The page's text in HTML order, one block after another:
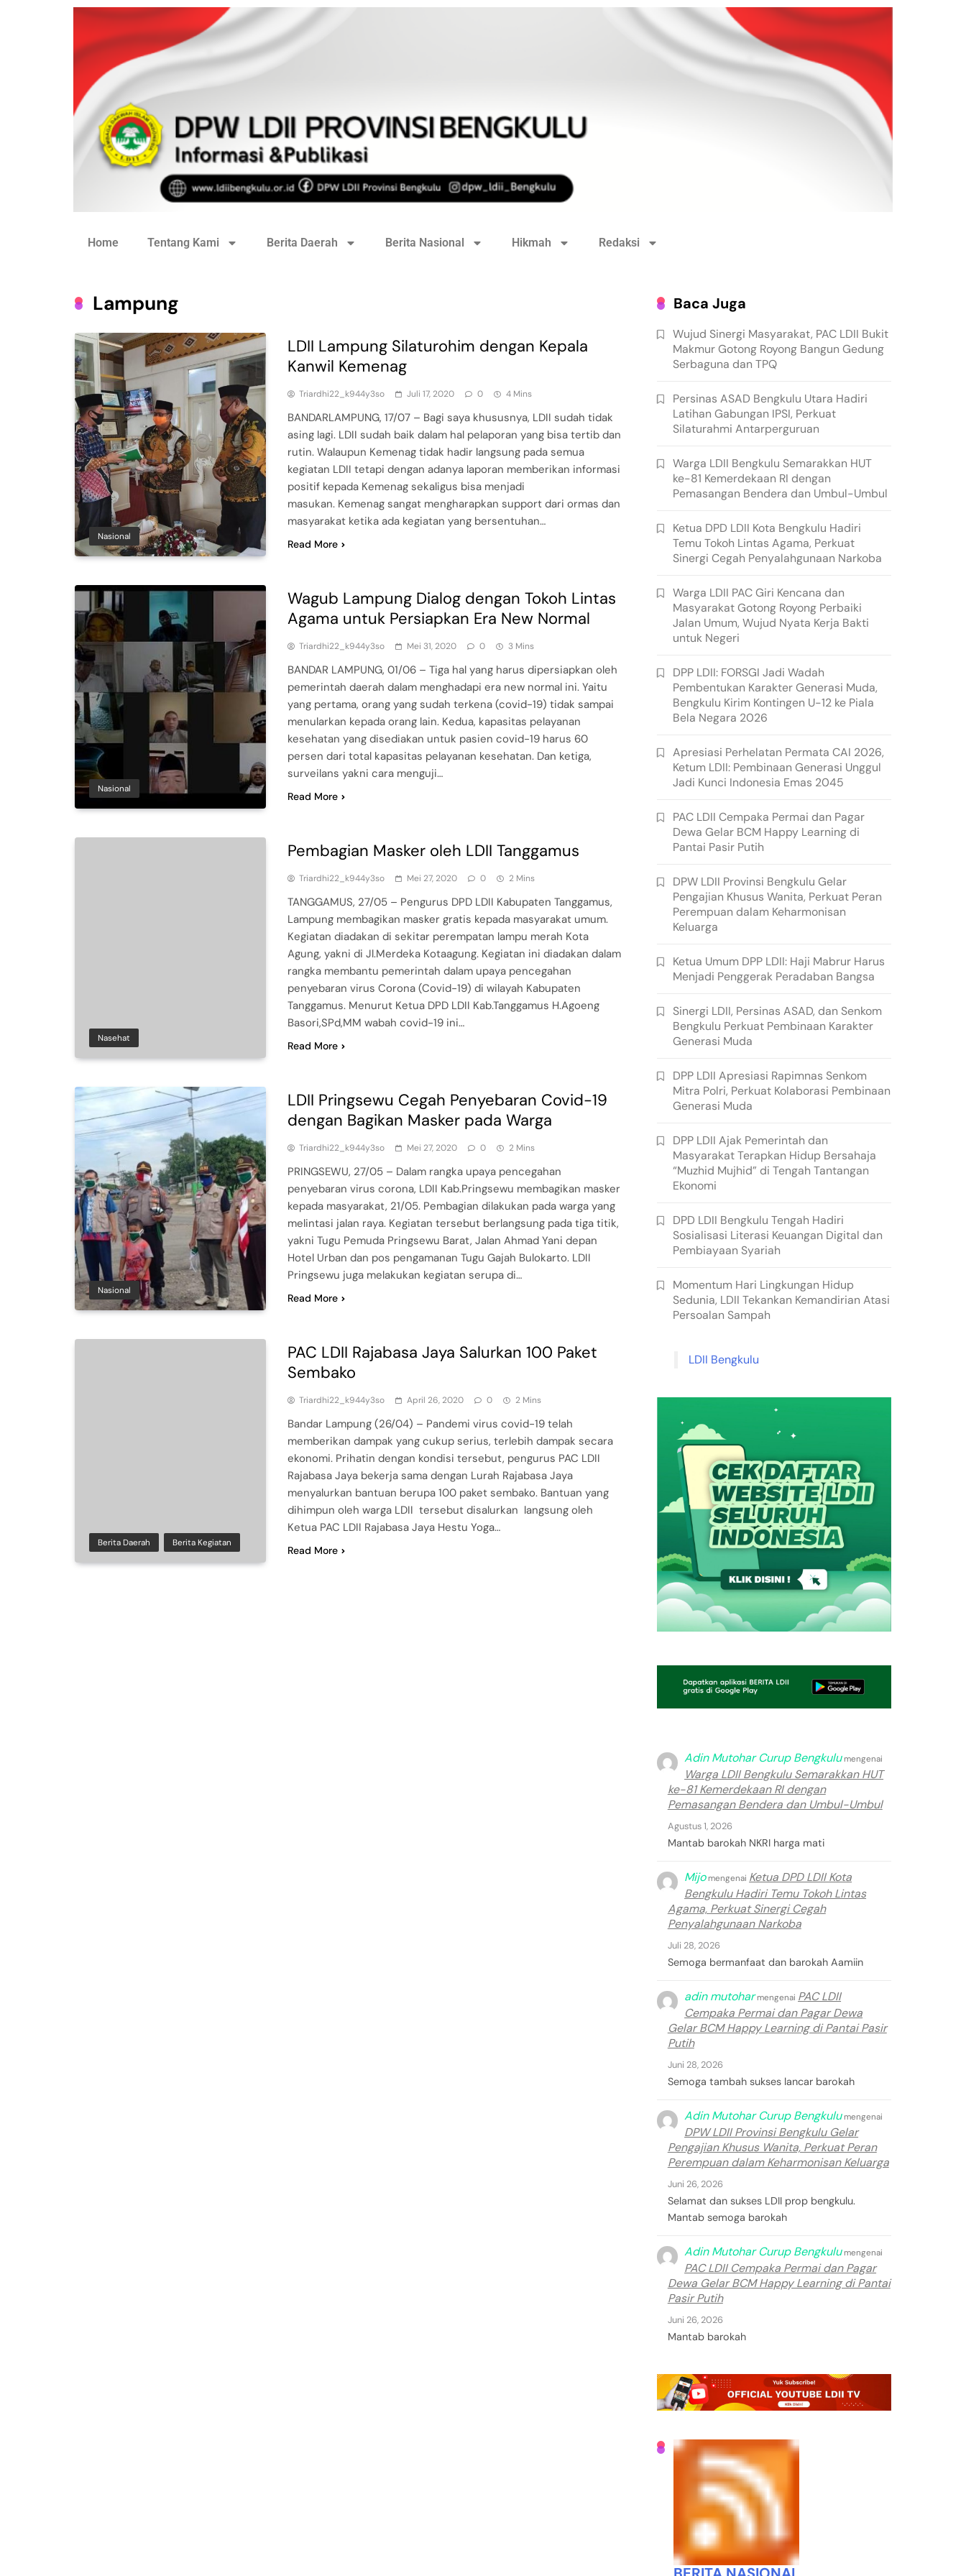
Home Tentang Kami Berita Daerah Berita Nasional Hikmah Redaksi
Lampung
Nasional
LDII Lampung Silaturohim dengan Kepala
Kanwil Kemenag
Triardhi22_k944y3so Juli 17, 2020 0 4 Mins
BANDARLAMPUNG, 17/07 – Bagi saya khususnya, LDII sudah tidak
asing lagi. LDII sudah baik dalam hal pelaporan yang bisa tertib dan
rutin. Walaupun Kemenag tidak hadir langsung pada semua
kegiatan LDII tetapi dengan adanya laporan memberikan informasi
positif kepada Kemenag sekaligus bisa menjadi
masukan. Kemenag sangat mengharapkan support dari ormas dan
masyarakat ketika ada kegiatan yang bersentuhan…
Read More
Nasional
Wagub Lampung Dialog dengan Tokoh Lintas
Agama untuk Persiapkan Era New Normal
Triardhi22_k944y3so Mei 31, 2020 0 3 Mins
BANDAR LAMPUNG, 01/06 – Tiga hal yang harus dipersiapkan oleh
pemerintah daerah dalam menghadapi era new normal ini. Yaitu
yang pertama, orang yang sudah terkena (covid-19) tidak sampai
menularkan kepada orang lain. Kedua, kapasitas pelayanan
kesehatan yang disediakan untuk pasien covid-19 harus 60
persen dari total kapasitas pelayanan kesehatan. Dan ketiga,
surveilans yakni cara menguji…
Read More
Nasehat
Pembagian Masker oleh LDII Tanggamus
Triardhi22_k944y3so Mei 27, 2020 0 2 Mins
TANGGAMUS, 27/05 – Pengurus DPD LDII Kabupaten Tanggamus,
Lampung membagikan masker gratis kepada masyarakat umum.
Kegiatan diadakan di sekitar perempatan lampu merah Kota
Agung, yakni di Jl.Merdeka Kotaagung. Kegiatan ini diadakan dalam
rangka membantu pemerintah dalam upaya pencegahan
penyebaran virus Corona (Covid-19) di wilayah Kabupaten
Tanggamus. Menurut Ketua DPD LDII Kab.Tanggamus H.Agoeng
Basori,SPd,MM wabah covid-19 ini…
Read More
Nasional
LDII Pringsewu Cegah Penyebaran Covid-19
dengan Bagikan Masker pada Warga
Triardhi22_k944y3so Mei 27, 2020 0 2 Mins
PRINGSEWU, 27/05 – Dalam rangka upaya pencegahan
penyebaran virus corona, LDII Kab.Pringsewu membagikan masker
kepada masyarakat, 21/05. Pembagian dilakukan pada warga yang
melintasi jalan raya. Kegiatan tersebut berlangsung pada tiga titik,
yakni Tugu Pemuda Pringsewu Barat, Jalan Ahmad Yani depan
Hotel Urban dan pos pengamanan Tugu Gajah Bulokarto. LDII
Pringsewu juga melakukan kegiatan serupa di…
Read More
Berita Daerah Berita Kegiatan
PAC LDII Rajabasa Jaya Salurkan 100 Paket
Sembako
Triardhi22_k944y3so April 26, 2020 0 2 Mins
Bandar Lampung (26/04) – Pandemi virus covid-19 telah
memberikan dampak yang cukup serius, terlebih dampak secara
ekonomi. Prihatin dengan kondisi tersebut, pengurus PAC LDII
Rajabasa Jaya bekerja sama dengan Lurah Rajabasa Jaya
menyalurkan bantuan berupa 100 paket sembako. Bantuan yang
dihimpun oleh warga LDII tersebut disalurkan langsung oleh
Ketua PAC LDII Rajabasa Jaya Hestu Yoga…
Read More
Baca Juga
Wujud Sinergi Masyarakat, PAC LDII Bukit
Makmur Gotong Royong Bangun Gedung
Serbaguna dan TPQ
Persinas ASAD Bengkulu Utara Hadiri
Latihan Gabungan IPSI, Perkuat
Silaturahmi Antarperguruan
Warga LDII Bengkulu Semarakkan HUT
ke-81 Kemerdekaan RI dengan
Pemasangan Bendera dan Umbul-Umbul
Ketua DPD LDII Kota Bengkulu Hadiri
Temu Tokoh Lintas Agama, Perkuat
Sinergi Cegah Penyalahgunaan Narkoba
Warga LDII PAC Giri Kencana dan
Masyarakat Gotong Royong Perbaiki
Jalan Umum, Wujud Nyata Kerja Bakti
untuk Negeri
DPP LDII: FORSGI Jadi Wadah
Pembentukan Karakter Generasi Muda,
Bengkulu Kirim Kontingen U-12 ke Piala
Bela Negara 2026
Apresiasi Perhelatan Permata CAI 2026,
Ketum LDII: Pembinaan Generasi Unggul
Jadi Kunci Indonesia Emas 2045
PAC LDII Cempaka Permai dan Pagar
Dewa Gelar BCM Happy Learning di
Pantai Pasir Putih
DPW LDII Provinsi Bengkulu Gelar
Pengajian Khusus Wanita, Perkuat Peran
Perempuan dalam Keharmonisan
Keluarga
Ketua Umum DPP LDII: Haji Mabrur Harus
Menjadi Penggerak Peradaban Bangsa
Sinergi LDII, Persinas ASAD, dan Senkom
Bengkulu Perkuat Pembinaan Karakter
Generasi Muda
DPP LDII Apresiasi Rapimnas Senkom
Mitra Polri, Perkuat Kolaborasi Pembinaan
Generasi Muda
DPP LDII Ajak Pemerintah dan
Masyarakat Terapkan Hidup Bersahaja
“Muzhid Mujhid” di Tengah Tantangan
Ekonomi
DPD LDII Bengkulu Tengah Hadiri
Sosialisasi Literasi Keuangan Digital dan
Pembiayaan Syariah
Momentum Hari Lingkungan Hidup
Sedunia, LDII Tekankan Kemandirian Atasi
Persoalan Sampah
LDII Bengkulu
Adin Mutohar Curup Bengkulumengenai
Warga LDII Bengkulu Semarakkan HUT
ke-81 Kemerdekaan RI dengan
Pemasangan Bendera dan Umbul-Umbul
Agustus 1, 2026
Mantab barokah NKRI harga mati
Mijomengenai Ketua DPD LDII Kota
Bengkulu Hadiri Temu Tokoh Lintas
Agama, Perkuat Sinergi Cegah
Penyalahgunaan Narkoba
Juli 28, 2026
Semoga bermanfaat dan barokah Aamiin
adin mutoharmengenai PAC LDII
Cempaka Permai dan Pagar Dewa
Gelar BCM Happy Learning di Pantai Pasir
Putih
Juni 28, 2026
Semoga tambah sukses lancar barokah
Adin Mutohar Curup Bengkulumengenai
DPW LDII Provinsi Bengkulu Gelar
Pengajian Khusus Wanita, Perkuat Peran
Perempuan dalam Keharmonisan Keluarga
Juni 26, 2026
Selamat dan sukses LDII prop bengkulu.
Mantab semoga barokah
Adin Mutohar Curup Bengkulumengenai
PAC LDII Cempaka Permai dan Pagar
Dewa Gelar BCM Happy Learning di Pantai
Pasir Putih
Juni 26, 2026
Mantab barokah